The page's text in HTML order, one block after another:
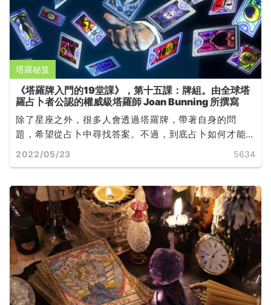
塔羅秘笈
《塔羅牌入門的19堂課》，第十五課：牌組。由全球塔
羅占卜者公認的權威級塔羅師 Joan Bunning 所撰寫
除了星座之外，很多人會透過塔羅牌，帶著自身的問
題，希望從占卜中尋找答案。不過，到底占卜如何才能
問得準？占卜過程中又有甚麼禁忌？......
2022/05/23 5634